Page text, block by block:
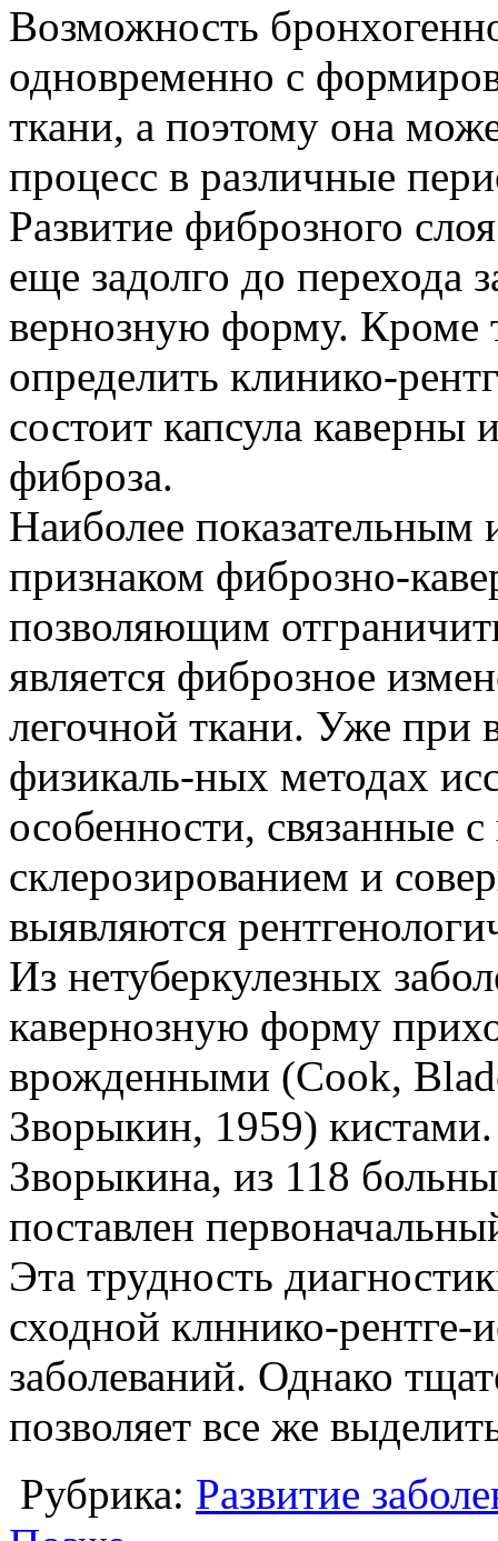
Возможность
одновременно с
ткани, а поэтому она
процесс в различные
Развитие фиброзного
еще задолго до перехода
вернозную форму. Кроме
определить клинико-
состоит капсула каверны
фиброза.
Наиболее показательным
признаком фиброзно-
позволяющим
является фиброзное
легочной ткани. Уже при
физикаль-ных методах
особенности, связанные
склерозированием и
выявляются
Из нетуберкулезных
кавернозную форму
врожденными (Cook,
Зворыкин, 1959)
Зворыкина, из 118
поставлен
Эта трудность
сходной клннико-рентге-
заболеваний. Однако
позволяет все же
Рубрика: Развитие